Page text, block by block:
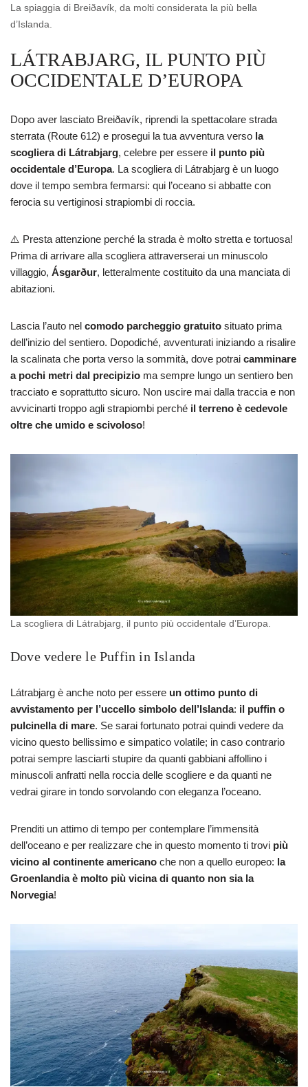
La spiaggia di Breiðavík, da molti considerata la più bella
d’Islanda.
LÁTRABJARG, IL PUNTO PIÙ
OCCIDENTALE D’EUROPA
Dopo aver lasciato Breiðavík, riprendi la spettacolare strada
sterrata (Route 612) e prosegui la tua avventura verso la
scogliera di Látrabjarg, celebre per essere il punto più
occidentale d’Europa. La scogliera di Látrabjarg è un luogo
dove il tempo sembra fermarsi: qui l’oceano si abbatte con
ferocia su vertiginosi strapiombi di roccia.
⚠️ Presta attenzione perché la strada è molto stretta e tortuosa!
Prima di arrivare alla scogliera attraverserai un minuscolo
villaggio, Ásgarður, letteralmente costituito da una manciata di
abitazioni.
Lascia l’auto nel comodo parcheggio gratuito situato prima
dell’inizio del sentiero. Dopodiché, avventurati iniziando a risalire
la scalinata che porta verso la sommità, dove potrai camminare
a pochi metri dal precipizio ma sempre lungo un sentiero ben
tracciato e soprattutto sicuro. Non uscire mai dalla traccia e non
avvicinarti troppo agli strapiombi perché il terreno è cedevole
oltre che umido e scivoloso!
La scogliera di Látrabjarg, il punto più occidentale d’Europa.
Dove vedere le Puffin in Islanda
Látrabjarg è anche noto per essere un ottimo punto di
avvistamento per l’uccello simbolo dell’Islanda: il puffin o
pulcinella di mare. Se sarai fortunato potrai quindi vedere da
vicino questo bellissimo e simpatico volatile; in caso contrario
potrai sempre lasciarti stupire da quanti gabbiani affollino i
minuscoli anfratti nella roccia delle scogliere e da quanti ne
vedrai girare in tondo sorvolando con eleganza l’oceano.
Prenditi un attimo di tempo per contemplare l’immensità
dell’oceano e per realizzare che in questo momento ti trovi più
vicino al continente americano che non a quello europeo: la
Groenlandia è molto più vicina di quanto non sia la
Norvegia!